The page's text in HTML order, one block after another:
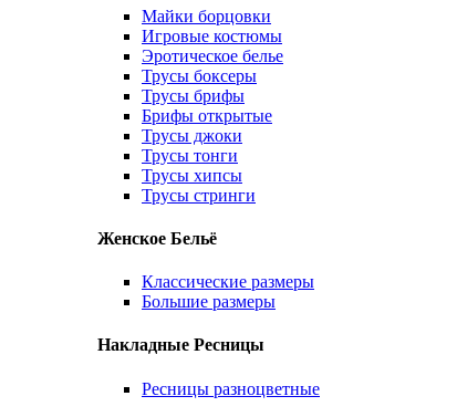
Майки борцовки
Игровые костюмы
Эротическое белье
Трусы боксеры
Трусы брифы
Брифы открытые
Трусы джоки
Трусы тонги
Трусы хипсы
Трусы стринги
Женское Бельё
Классические размеры
Большие размеры
Накладные Ресницы
Ресницы разноцветные